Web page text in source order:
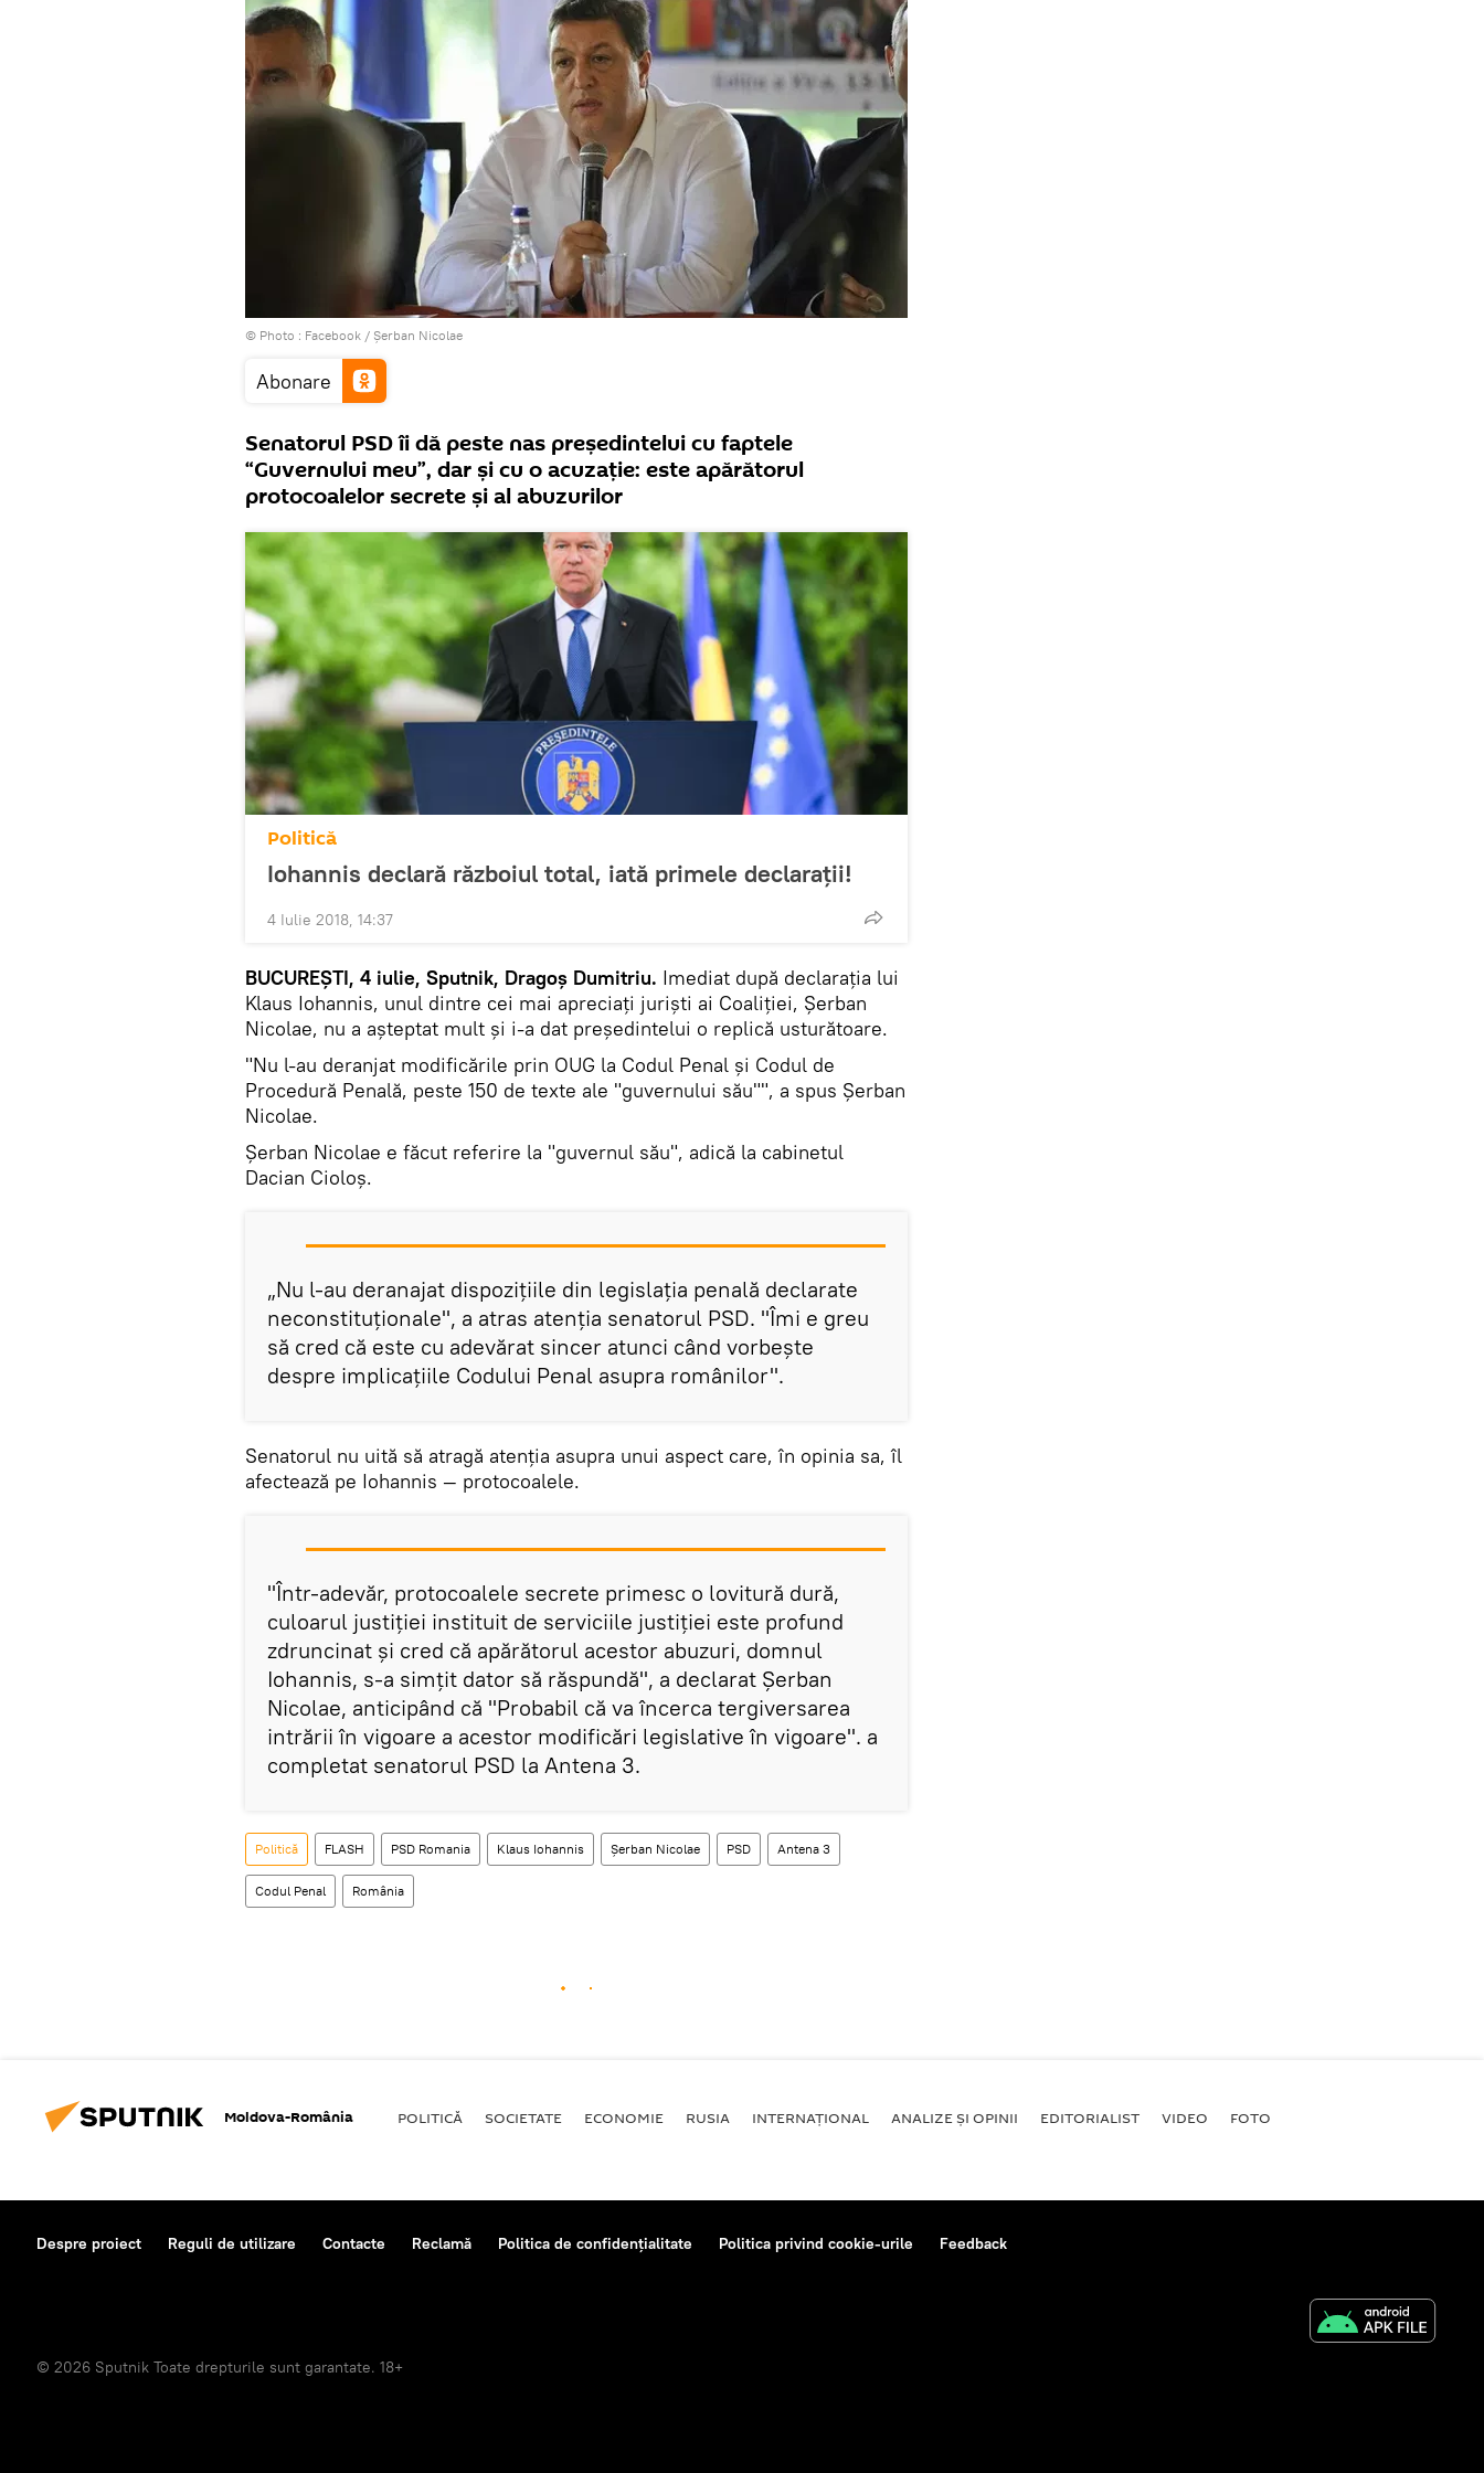
© Photo : Facebook / Șerban Nicolae
Abonare
Senatorul PSD îi dă peste nas președintelui cu faptele
“Guvernului meu”, dar și cu o acuzație: este apărătorul
protocoalelor secrete și al abuzurilor
Politică
Iohannis declară războiul total, iată primele declarații!
4 Iulie 2018, 14:37
BUCUREȘTI, 4 iulie, Sputnik, Dragoș Dumitriu. Imediat după declarația lui
Klaus Iohannis, unul dintre cei mai apreciați juriști ai Coaliției, Șerban
Nicolae, nu a așteptat mult și i-a dat președintelui o replică usturătoare.
"Nu l-au deranjat modificările prin OUG la Codul Penal şi Codul de
Procedură Penală, peste 150 de texte ale "guvernului său"", a spus Șerban
Nicolae.
Șerban Nicolae e făcut referire la "guvernul său", adică la cabinetul
Dacian Cioloș.
„Nu l-au deranajat dispoziţiile din legislaţia penală declarate
neconstituţionale", a atras atenția senatorul PSD. "Îmi e greu
să cred că este cu adevărat sincer atunci când vorbeşte
despre implicaţiile Codului Penal asupra românilor".
Senatorul nu uită să atragă atenția asupra unui aspect care, în opinia sa, îl
afectează pe Iohannis — protocoalele.
"Într-adevăr, protocoalele secrete primesc o lovitură dură,
culoarul justiţiei instituit de serviciile justiţiei este profund
zdruncinat şi cred că apărătorul acestor abuzuri, domnul
Iohannis, s-a simţit dator să răspundă", a declarat Șerban
Nicolae, anticipând că "Probabil că va încerca tergiversarea
intrării în vigoare a acestor modificări legislative în vigoare". a
completat senatorul PSD la Antena 3.
Politică FLASH PSD Romania Klaus Iohannis Șerban Nicolae PSD Antena 3
Codul Penal România
Moldova-România POLITICĂ SOCIETATE ECONOMIE RUSIA INTERNAŢIONAL ANALIZE ȘI OPINII EDITORIALIST VIDEO FOTO
Despre proiect Reguli de utilizare Contacte Reclamă Politica de confidențialitate Politica privind cookie-urile Feedback
© 2026 Sputnik Toate drepturile sunt garantate. 18+